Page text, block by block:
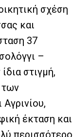
σχέση
και
37
–
στιγμή,
των
έκταση και
περισσότερο